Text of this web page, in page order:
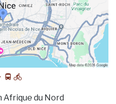
Afrique du Nord